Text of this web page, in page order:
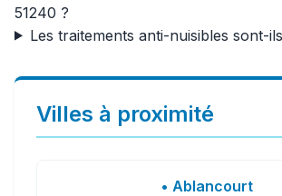
51240 ?
Les traitements anti-nuisibles sont-
Villes à proximité
• Ablancourt